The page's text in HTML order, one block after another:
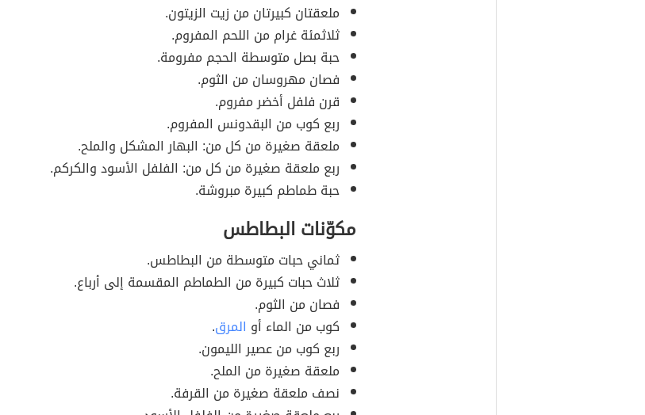
ملعقتان كبيرتان من زيت الزيتون.
ثلاثمئة غرام من اللحم المفروم.
حبة بصل متوسطة الحجم مفرومة.
فصان مهروسان من الثوم.
قرن فلفل أخضر مفروم.
ربع كوب من البقدونس المفروم.
ملعقة صغيرة من كل من: البهار المشكل والملح.
ربع ملعقة صغيرة من كل من: الفلفل الأسود والكركم.
حبة طماطم كبيرة مبروشة.
مكوّنات البطاطس
ثماني حبات متوسطة من البطاطس.
ثلاث حبات كبيرة من الطماطم المقسمة إلى أرباع.
فصان من الثوم.
كوب من الماء أو المرق.
ربع كوب من عصير الليمون.
ملعقة صغيرة من الملح.
نصف ملعقة صغيرة من القرفة.